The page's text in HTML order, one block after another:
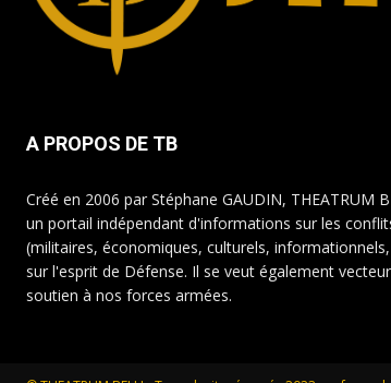
A PROPOS DE TB
Créé en 2006 par Stéphane GAUDIN, THEATRUM
un portail indépendant d'informations sur les
(militaires, économiques, culturels,
sur l'esprit de Défense. Il se veut également
soutien à nos forces armées.